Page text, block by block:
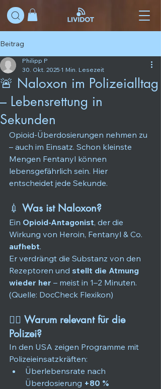
Beitrag
🚨 Naloxon im Polizeialltag
– Lebensrettung in
Sekunden
Philipp P
30. Okt. 2025 1 Min. Lesezeit
Opioid-Überdosierungen nehmen zu
– auch im Einsatz. Schon kleinste
Mengen Fentanyl können
lebensgefährlich sein. Hier
entscheidet jede Sekunde.
💉 Was ist Naloxon?
Ein Opioid-Antagonist, der die
Wirkung von Heroin, Fentanyl & Co.
aufhebt.
Er verdrängt die Substanz von den
Rezeptoren und stellt die Atmung
wieder her – meist in 1–2 Minuten.
(Quelle: DocCheck Flexikon)
👮‍♂️ Warum relevant für die
Polizei?
In den USA zeigen Programme mit
Polizeieinsatzkräften:
Überlebensrate nach
Überdosierung +80 %